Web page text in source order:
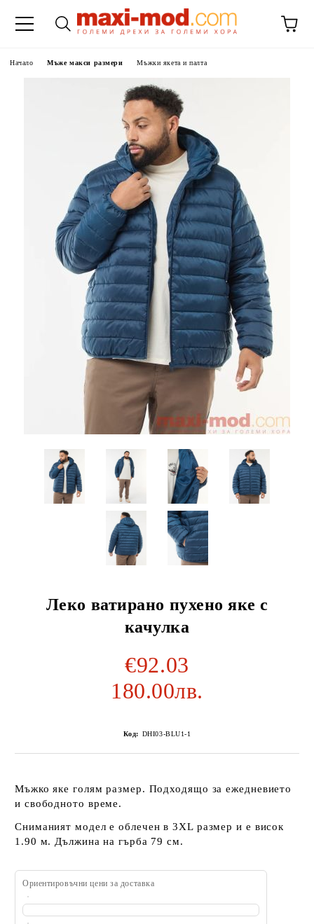
Начало Мъже макси размери Мъжки якета и палта
Леко ватирано пухено яке с
качулка
€92.03
180.00лв.
Код: DHI03-BLU1-1
Мъжко яке голям размер. Подходящо за ежедневието
и свободното време.
Сниманият модел е облечен в 3XL размер и е висок
1.90 м. Дължина на гърба 79 см.
Ориентировъчни цени за доставка